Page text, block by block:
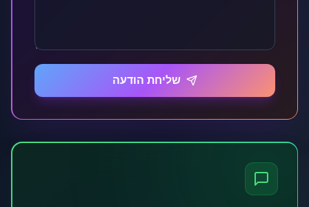
שליחת הודעה